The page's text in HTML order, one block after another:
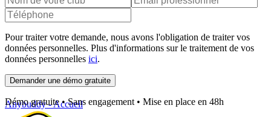
Pour traiter votre demande, nous avons l'obligation de traiter vos
données personnelles. Plus d'informations sur le traitement de vos
données personnelles ici.
Demander une démo gratuite
Démo gratuite • Sans engagement • Mise en place en 48h
Anybuddy - Accueil